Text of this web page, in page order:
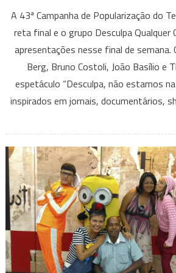
não
na
tv”
leva
humor
Brasil
A 43ª Campanha de Popularização do
reta final e o grupo Desculpa Qualquer
apresentações nesse final de semana.
Berg, Bruno Costoli, João Basílio e
espetáculo “Desculpa, não estamos
inspirados em jornais, documentários,